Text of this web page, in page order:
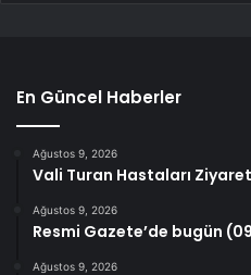
En Güncel Haberler
Ağustos 9, 2026
Vali Turan Hastaları
Ağustos 9, 2026
Resmi Gazete’de bugün
Ağustos 9, 2026